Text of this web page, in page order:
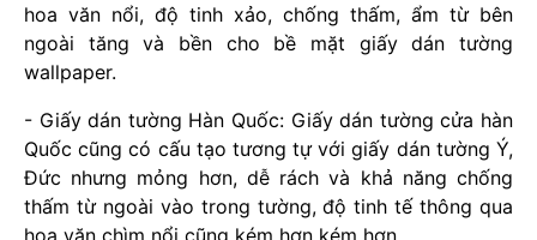
hoa văn nổi, độ tinh xảo, chống thấm, ẩm từ bên
ngoài tăng và bền cho bề mặt giấy dán tường
wallpaper.
- Giấy dán tường Hàn Quốc: Giấy dán tường cửa hàn
Quốc cũng có cấu tạo tương tự với giấy dán tường Ý,
Đức nhưng mỏng hơn, dễ rách và khả năng chống
thấm từ ngoài vào trong tường, độ tinh tế thông qua
hoa văn chìm nổi cũng kém hơn kém hơn.